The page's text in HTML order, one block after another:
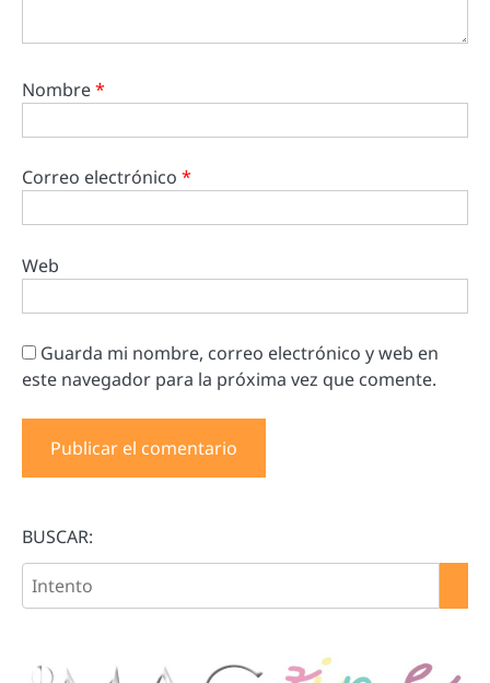
Nombre*
Correo electrónico *
Web
Guarda mi nombre, correo electrónico y web en
este navegador para la próxima vez que comente.
BUSCAR: